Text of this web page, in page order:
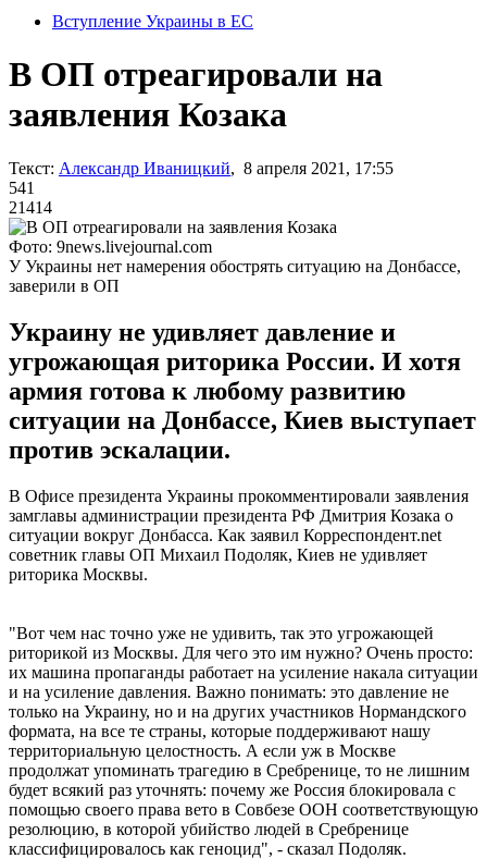
Вступление Украины в ЕС
В ОП отреагировали на
заявления Козака
Текст: Александр Иваницкий, 8 апреля 2021, 17:55
541
21414
Фото: 9news.livejournal.com
У Украины нет намерения обострять ситуацию на Донбассе,
заверили в ОП
Украину не удивляет давление и
угрожающая риторика России. И хотя
армия готова к любому развитию
ситуации на Донбассе, Киев выступает
против эскалации.
В Офисе президента Украины прокомментировали заявления
замглавы администрации президента РФ Дмитрия Козака о
ситуации вокруг Донбасса. Как заявил Корреспондент.net
советник главы ОП Михаил Подоляк, Киев не удивляет
риторика Москвы.
"Вот чем нас точно уже не удивить, так это угрожающей
риторикой из Москвы. Для чего это им нужно? Очень просто:
их машина пропаганды работает на усиление накала ситуации
и на усиление давления. Важно понимать: это давление не
только на Украину, но и на других участников Нормандского
формата, на все те страны, которые поддерживают нашу
территориальную целостность. А если уж в Москве
продолжат упоминать трагедию в Сребренице, то не лишним
будет всякий раз уточнять: почему же Россия блокировала с
помощью своего права вето в Совбезе ООН соответствующую
резолюцию, в которой убийство людей в Сребренице
классифицировалось как геноцид", - сказал Подоляк.